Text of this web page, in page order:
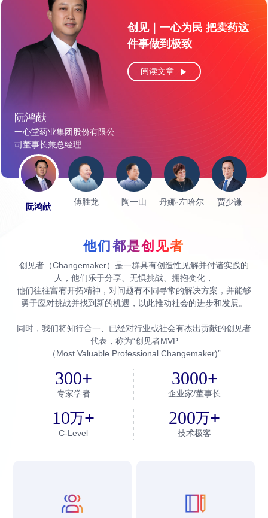
阮鸿献
一心堂药业集团股份有限公
司董事长兼总经理
创见｜一心为民 把卖药这
件事做到极致
阅读文章
傅胜龙
大汉控股集团有限公司董事
长
创见｜有容乃大 从钢贸到
城市生态
阅读文章
陶一山
唐人神集团董事长
创见｜至诚如神 用最好的
品质赢得顾客信赖
阅读文章
丹娜·左哈尔
“量子管理”奠基人
创见｜量子管理的本质就
是中国式管理
阅读文章
贾少谦
海信集团控股公司党委书
记、董事长
创见｜信者无疆“中国第一
世界第二”的海信，全球化
正走向成功
阮鸿献 傅胜龙 陶一山 丹娜·左哈尔 贾少谦
他们都是创见者
创见者（Changemaker）是一群具有创造性见解并付诸实践的
人，他们乐于分享、无惧挑战、拥抱变化，
他们往往富有开拓精神，对问题有不同寻常的解决方案，并能够
勇于应对挑战并找到新的机遇，以此推动社会的进步和发展。
同时，我们将知行合一、已经对行业或社会有杰出贡献的创见者
代表，称为“创见者MVP
（Most Valuable Professional Changemaker)”
300+
专家学者
3000+
企业家/董事长
10万+
C-Level
200万+
技术极客